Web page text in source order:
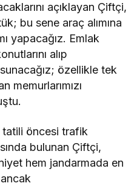
açıklayan Çiftçi,
bu sene araç alımına
yapacağız. Emlak
alıp
özellikle tek
memurlarımızı
tatili öncesi trafik
bulunan Çiftçi,
hem jandarmada en